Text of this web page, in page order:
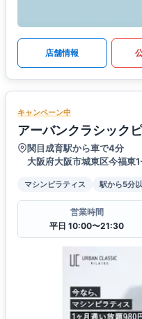
店舗情報
キャンペーン中
アーバンクラシック
関目成育駅から車で4分
大阪府大阪市城東区今福東
マシンピラティス 駅から5分
営業時間
平日 10:00〜21:30